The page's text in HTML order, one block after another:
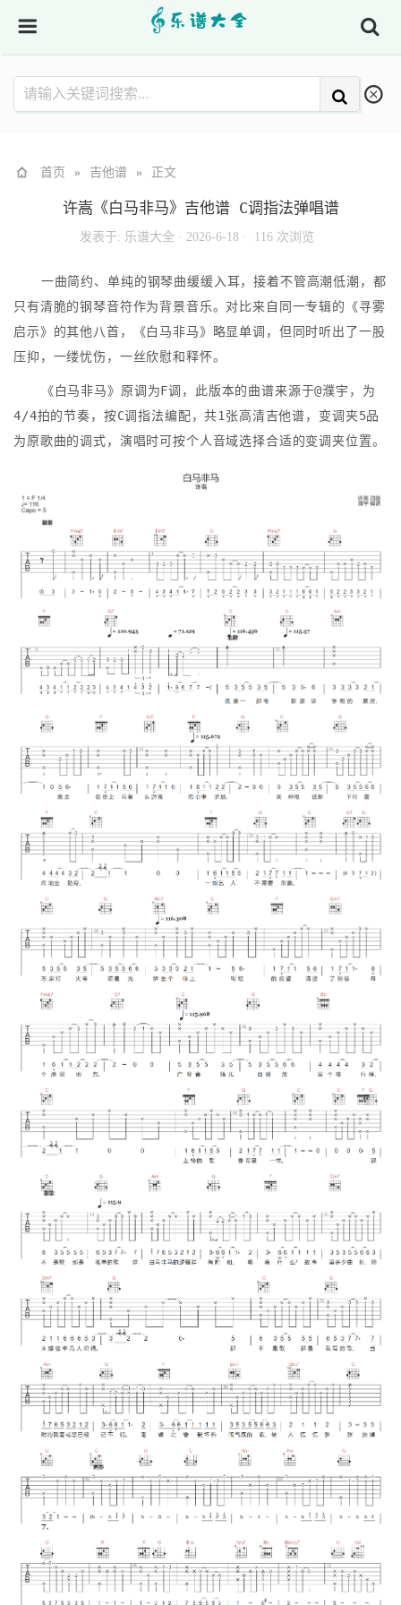
首页 » 吉他谱 » 正文
许嵩《白马非马》吉他谱 C调指法弹唱谱
发表于: 乐谱大全 · 2026-6-18 · 116 次浏览
一曲简约、单纯的钢琴曲缓缓入耳，接着不管高潮低潮，都
只有清脆的钢琴音符作为背景音乐。对比来自同一专辑的《寻雾
启示》的其他八首，《白马非马》略显单调，但同时听出了一股
压抑，一缕忧伤，一丝欣慰和释怀。
《白马非马》原调为F调，此版本的曲谱来源于@濮宇，为
4/4拍的节奏，按C调指法编配，共1张高清吉他谱，变调夹5品
为原歌曲的调式，演唱时可按个人音域选择合适的变调夹位置。